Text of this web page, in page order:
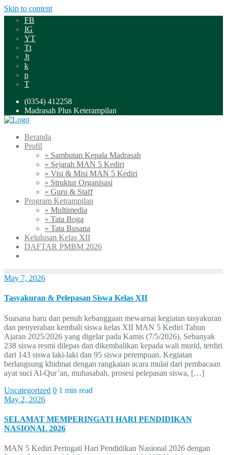
Skip to content
FB
IG
YT
Tt
Jt
k
p
T
(0354) 412258
Madrasah Plus Keterampilan
Beranda
Profil
» Sambutan Kepala Madrasah
» Sejarah MAN 5 Kediri
» Visi & Misi MAN 5 Kediri
» Struktur Organisasi
» Guru & Staff
Program Ketrampilan
» Multimedia
» Tata Boga
» Tata Busana
Kelulusan Kelas XII
DAFTAR PMBM 2026
May 7, 2026
Tasyakuran & Pelepasan Siswa Kelas XII
Suasana haru dan penuh kebanggaan mewarnai kegiatan tasyakuran
dan penyerahan kembali siswa kelas XII MAN 5 Kediri Tahun
Ajaran 2025/2026 yang digelar pada Kamis (7/5/2026). Sebanyak
238 siswa resmi dilepas dan dikembalikan kepada wali murid, terdiri
dari 143 siswa laki-laki dan 95 siswa perempuan. Kegiatan
berlangsung khidmat dengan rangkaian acara mulai dari pembacaan
ayat suci Al-Qur’an, muhasabah, prosesi pelepasan siswa, […]
Uncategorized 0 1 min read
May 2, 2026
SELAMAT MEMPERINGATI HARI PENDIDIKAN
NASIONAL 2026
MAN 5 Kediri Peringati Hari Pendidikan Nasional 2026 dengan